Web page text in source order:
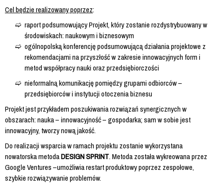
Cel będzie realizowany poprzez:
raport podsumowujący Projekt, który zostanie rozdystrybuowany w
środowiskach: naukowym i biznesowym
ogólnopolską konferencję podsumowującą działania projektowe z
rekomendacjami na przyszłość w zakresie innowacyjnych form i
metod współpracy nauki oraz przedsiębiorczości
nieformalną komunikację pomiędzy grupami odbiorców –
przedsiębiorców i instytucji otoczenia biznesu
Projekt jest przykładem poszukiwania rozwiązań synergicznych w
obszarach: nauka – innowacyjność – gospodarka; sam w sobie jest
innowacyjny, tworzy nową jakość.
Do realizacji wsparcia w ramach projektu zostanie wykorzystana
nowatorska metodaDESIGN SPRINT. Metoda została wykreowana przez
Google Ventures –umożliwia restart produktowy poprzez zespołowe,
szybkie rozwiązywanie problemów.